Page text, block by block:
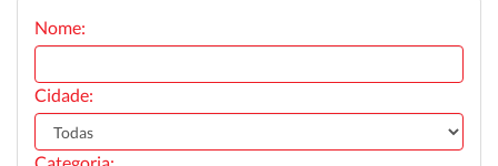
Nome:
Cidade: